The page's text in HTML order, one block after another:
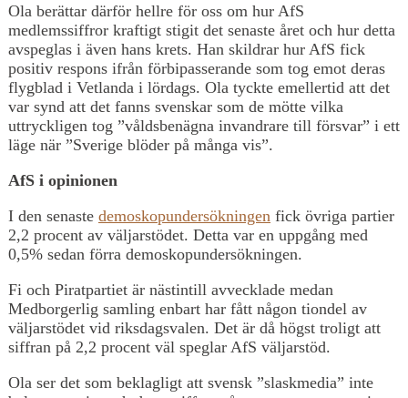
Ola berättar därför hellre för oss om hur AfS
medlemssiffror kraftigt stigit det senaste året och hur detta
avspeglas i även hans krets. Han skildrar hur AfS fick
positiv respons ifrån förbipasserande som tog emot deras
flygblad i Vetlanda i lördags. Ola tyckte emellertid att det
var synd att det fanns svenskar som de mötte vilka
uttryckligen tog ”våldsbenägna invandrare till försvar” i ett
läge när ”Sverige blöder på många vis”.
AfS i opinionen
I den senaste demoskopundersökningen fick övriga partier
2,2 procent av väljarstödet. Detta var en uppgång med
0,5% sedan förra demoskopundersökningen.
Fi och Piratpartiet är nästintill avvecklade medan
Medborgerlig samling enbart har fått någon tiondel av
väljarstödet vid riksdagsvalen. Det är då högst troligt att
siffran på 2,2 procent väl speglar AfS väljarstöd.
Ola ser det som beklagligt att svensk ”slaskmedia” inte